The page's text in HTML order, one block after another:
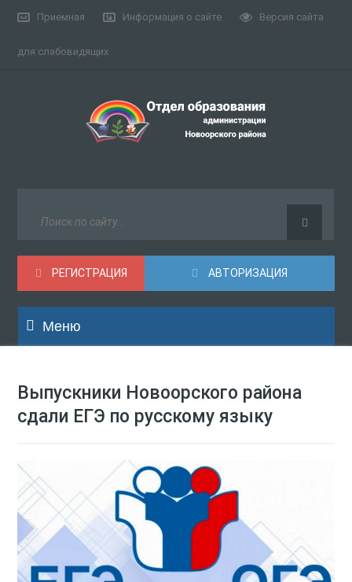
Приемная Информация о сайте Версия сайта
для слабовидящих
АВТОРИЗАЦИЯ
РЕГИСТРАЦИЯ
Меню
Выпускники Новоорского района
сдали ЕГЭ по русскому языку